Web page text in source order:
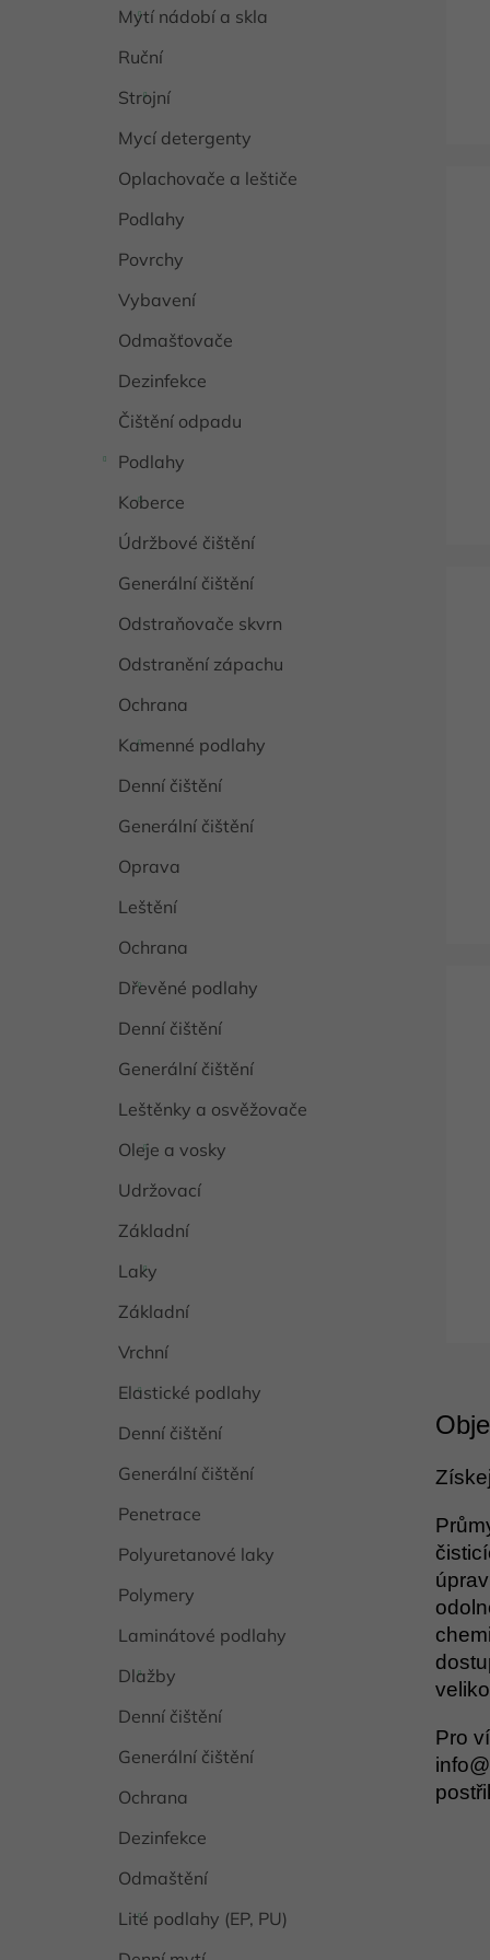
Mytí nádobí a skla
Ruční
Strojní
Mycí detergenty
Oplachovače a leštiče
Podlahy
Povrchy
Vybavení
Odmašťovače
Dezinfekce
Čištění odpadu
Podlahy
Koberce
Údržbové čištění
Generální čištění
Odstraňovače skvrn
Odstranění zápachu
Ochrana
Kamenné podlahy
Denní čištění
Generální čištění
Oprava
Leštění
Ochrana
Dřevěné podlahy
Denní čištění
Generální čištění
Leštěnky a osvěžovače
Oleje a vosky
Udržovací
Základní
Laky
Základní
Vrchní
Elastické podlahy
Denní čištění
Generální čištění
Penetrace
Polyuretanové laky
Polymery
Laminátové podlahy
Dlažby
Denní čištění
Generální čištění
Ochrana
Dezinfekce
Odmaštění
Lité podlahy (EP, PU)
Pro